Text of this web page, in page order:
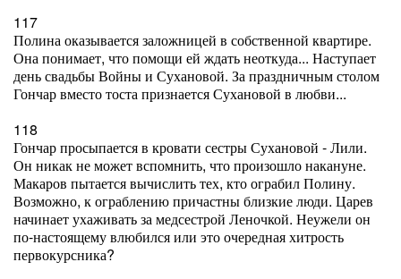
117
Полина оказывается заложницей в собственной квартире.
Она понимает, что помощи ей ждать неоткуда... Наступает
день свадьбы Войны и Сухановой. За праздничным столом
Гончар вместо тоста признается Сухановой в любви...
118
Гончар просыпается в кровати сестры Сухановой - Лили.
Он никак не может вспомнить, что произошло накануне.
Макаров пытается вычислить тех, кто ограбил Полину.
Возможно, к ограблению причастны близкие люди. Царев
начинает ухаживать за медсестрой Леночкой. Неужели он
по-настоящему влюбился или это очередная хитрость
первокурсника?